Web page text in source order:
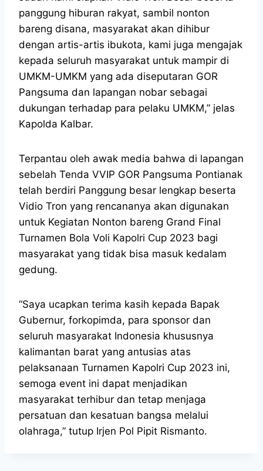
panggung hiburan rakyat, sambil nonton
bareng disana, masyarakat akan dihibur
dengan artis-artis ibukota, kami juga mengajak
kepada seluruh masyarakat untuk mampir di
UMKM-UMKM yang ada diseputaran GOR
Pangsuma dan lapangan nobar sebagai
dukungan terhadap para pelaku UMKM,” jelas
Kapolda Kalbar.
Terpantau oleh awak media bahwa di lapangan
sebelah Tenda VVIP GOR Pangsuma Pontianak
telah berdiri Panggung besar lengkap beserta
Vidio Tron yang rencananya akan digunakan
untuk Kegiatan Nonton bareng Grand Final
Turnamen Bola Voli Kapolri Cup 2023 bagi
masyarakat yang tidak bisa masuk kedalam
gedung.
“Saya ucapkan terima kasih kepada Bapak
Gubernur, forkopimda, para sponsor dan
seluruh masyarakat Indonesia khususnya
kalimantan barat yang antusias atas
pelaksanaan Turnamen Kapolri Cup 2023 ini,
semoga event ini dapat menjadikan
masyarakat terhibur dan tetap menjaga
persatuan dan kesatuan bangsa melalui
olahraga,” tutup Irjen Pol Pipit Rismanto.